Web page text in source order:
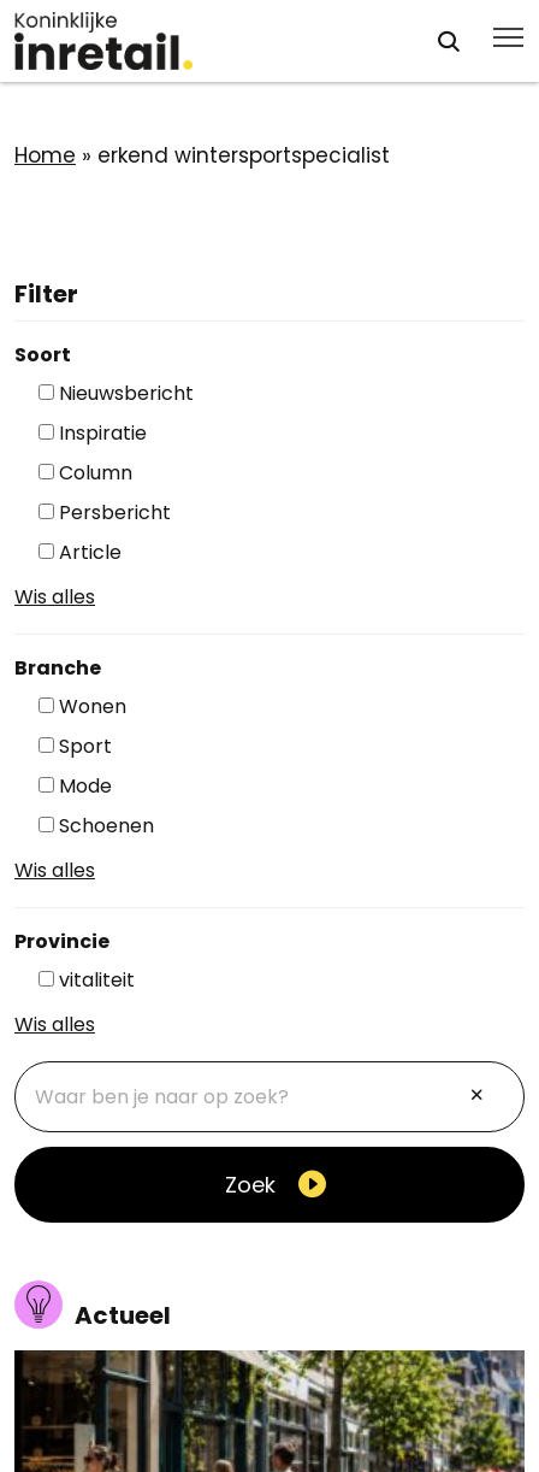
Home » erkend wintersportspecialist
Filter
Soort
Nieuwsbericht
Inspiratie
Column
Persbericht
Article
Wis alles
Branche
Wonen
Sport
Mode
Schoenen
Wis alles
Provincie
vitaliteit
Wis alles
Zoek
Actueel